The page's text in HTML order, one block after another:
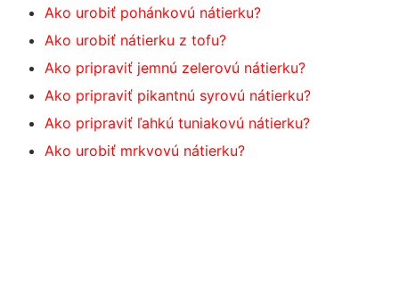
Ako urobiť pohánkovú nátierku?
Ako urobiť nátierku z tofu?
Ako pripraviť jemnú zelerovú nátierku?
Ako pripraviť pikantnú syrovú nátierku?
Ako pripraviť ľahkú tuniakovú nátierku?
Ako urobiť mrkvovú nátierku?